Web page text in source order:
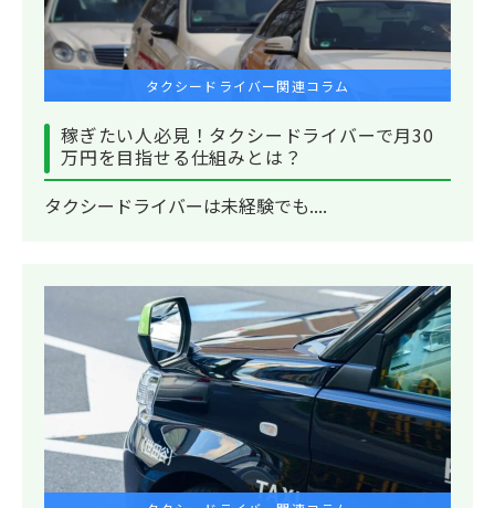
タクシードライバー関連コラム
稼ぎたい人必見！タクシードライバーで月30
万円を目指せる仕組みとは？
タクシードライバーは未経験でも....